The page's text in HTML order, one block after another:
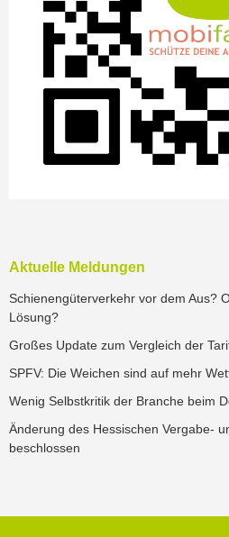
Aktuelle Meldungen
Schienengüterverkehr vor dem Aus?
Lösung?
Großes Update zum Vergleich der
SPFV: Die Weichen sind auf mehr
Wenig Selbstkritik der Branche beim
Änderung des Hessischen Vergabe-
beschlossen